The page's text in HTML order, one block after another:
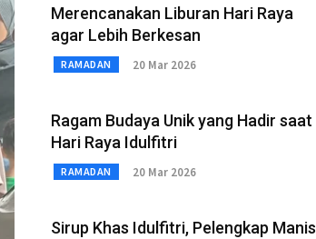
Merencanakan Liburan Hari Raya
agar Lebih Berkesan
RAMADAN 20 Mar 2026
Ragam Budaya Unik yang Hadir saat
Hari Raya Idulfitri
RAMADAN 20 Mar 2026
Sirup Khas Idulfitri, Pelengkap Manis